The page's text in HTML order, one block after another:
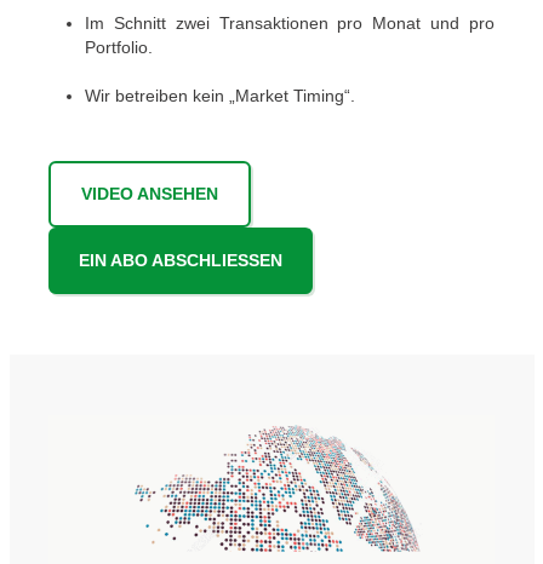
Im Schnitt zwei Transaktionen pro Monat und pro
Portfolio.
Wir betreiben kein „Market Timing“.
VIDEO ANSEHEN
EIN ABO ABSCHLIESSEN